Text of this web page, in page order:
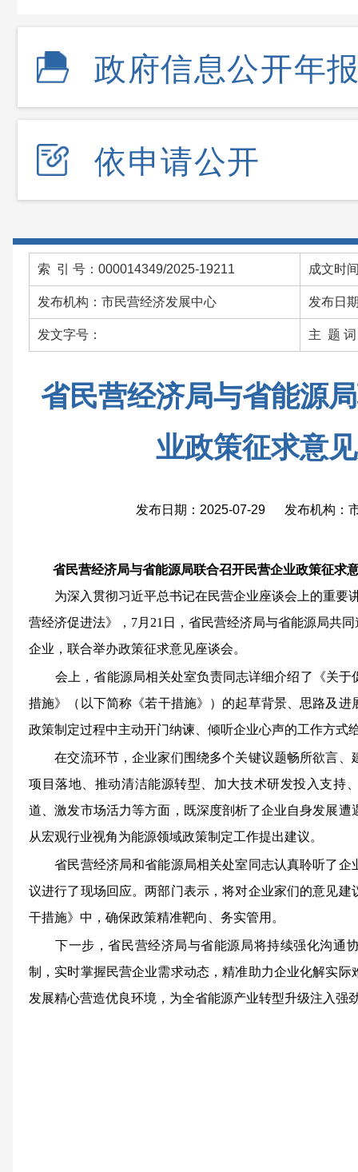
政府信息公开年
依申请公开
索 引 号：000014349/2025-19211 成文时
发布机构：市民营经济发展中心 发布日
发文字号： 主 题 词
省民营经济局与省能源
业政策征求意
发布日期：2025-07-29 发布机构：
省民营经济局与省能源局联合召开民营企业政策征求
为深入贯彻习近平总书记在民营企业座谈会上的重要
营经济促进法》，7月21日，省民营经济局与省能源局共
企业，联合举办政策征求意见座谈会。
会上，省能源局相关处室负责同志详细介绍了《关
措施》（以下简称《若干措施》）的起草背景、思路及
政策制 定过程中主动开门纳谏、倾听企业心声的工作方式
在交流环节，企业家们围绕多个关键议题畅所欲言、
项目落地、推动清洁能源转型、加大技术研发投入支持
道、激发市场活力等方面，既深度剖析了企业自身发展
从宏观行业视角为能源领域政策制定工作提出建议。
省民营经济局和省能源局相关处室同志认真聆听了企
议进行了现场回应。两部门表示，将对企业家们的意见
干措施》中，确保政策精准靶向、务实管用。
下一步，省民营经济局与省能源局将持续强化沟通
制，实时掌握民营企业需求动态，精准助力企业化解实
发展精心营造优良环境，为全省能源产业转型升级注入强